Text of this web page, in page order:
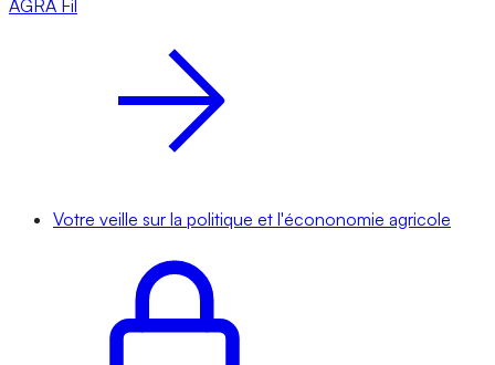
AGRA Fil
Votre veille sur la politique et l'écononomie agricole